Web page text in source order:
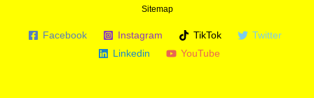
Sitemap
Facebook Instagram TikTok
Twitter
Linkedin
YouTube